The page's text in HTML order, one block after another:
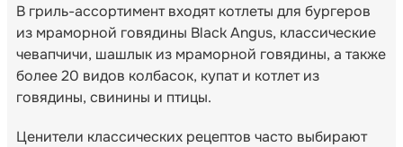
В гриль-ассортимент входят котлеты для бургеров
из мраморной говядины Black Angus, классические
чевапчичи, шашлык из мраморной говядины, а также
более 20 видов колбасок, купат и котлет из
говядины, свинины и птицы.
Ценители классических рецептов часто выбирают